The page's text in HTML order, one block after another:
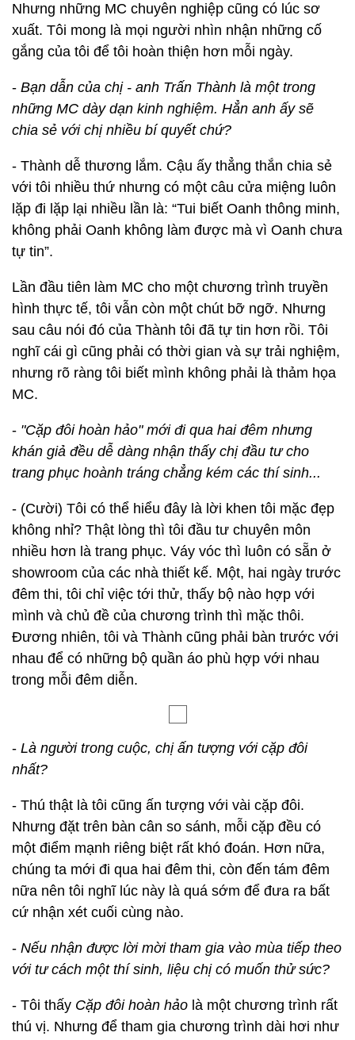
Nhưng những MC chuyên nghiệp cũng có lúc sơ
xuất. Tôi mong là mọi người nhìn nhận những cố
gắng của tôi để tôi hoàn thiện hơn mỗi ngày.
- Bạn dẫn của chị - anh Trấn Thành là một trong
những MC dày dạn kinh nghiệm. Hẳn anh ấy sẽ
chia sẻ với chị nhiều bí quyết chứ?
- Thành dễ thương lắm. Cậu ấy thẳng thắn chia sẻ
với tôi nhiều thứ nhưng có một câu cửa miệng luôn
lặp đi lặp lại nhiều lần là: “Tui biết Oanh thông minh,
không phải Oanh không làm được mà vì Oanh chưa
tự tin”.
Lần đầu tiên làm MC cho một chương trình truyền
hình thực tế, tôi vẫn còn một chút bỡ ngỡ. Nhưng
sau câu nói đó của Thành tôi đã tự tin hơn rồi. Tôi
nghĩ cái gì cũng phải có thời gian và sự trải nghiệm,
nhưng rõ ràng tôi biết mình không phải là thảm họa
MC.
- "Cặp đôi hoàn hảo" mới đi qua hai đêm nhưng
khán giả đều dễ dàng nhận thấy chị đầu tư cho
trang phục hoành tráng chẳng kém các thí sinh...
- (Cười) Tôi có thể hiểu đây là lời khen tôi mặc đẹp
không nhỉ? Thật lòng thì tôi đầu tư chuyên môn
nhiều hơn là trang phục. Váy vóc thì luôn có sẵn ở
showroom của các nhà thiết kế. Một, hai ngày trước
đêm thi, tôi chỉ việc tới thử, thấy bộ nào hợp với
mình và chủ đề của chương trình thì mặc thôi.
Đương nhiên, tôi và Thành cũng phải bàn trước với
nhau để có những bộ quần áo phù hợp với nhau
trong mỗi đêm diễn.
- Là người trong cuộc, chị ấn tượng với cặp đôi
nhất?
- Thú thật là tôi cũng ấn tượng với vài cặp đôi.
Nhưng đặt trên bàn cân so sánh, mỗi cặp đều có
một điểm mạnh riêng biệt rất khó đoán. Hơn nữa,
chúng ta mới đi qua hai đêm thi, còn đến tám đêm
nữa nên tôi nghĩ lúc này là quá sớm để đưa ra bất
cứ nhận xét cuối cùng nào.
- Nếu nhận được lời mời tham gia vào mùa tiếp theo
với tư cách một thí sinh, liệu chị có muốn thử sức?
- Tôi thấy Cặp đôi hoàn hảo là một chương trình rất
thú vị. Nhưng để tham gia chương trình dài hơi như